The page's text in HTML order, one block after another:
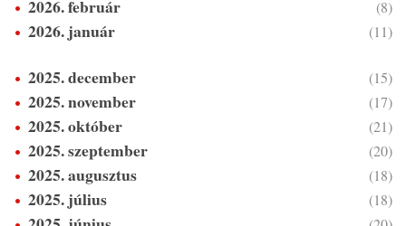
2026. február (8)
2026. január (11)
2025. december (15)
2025. november (17)
2025. október (21)
2025. szeptember (20)
2025. augusztus (18)
2025. július (18)